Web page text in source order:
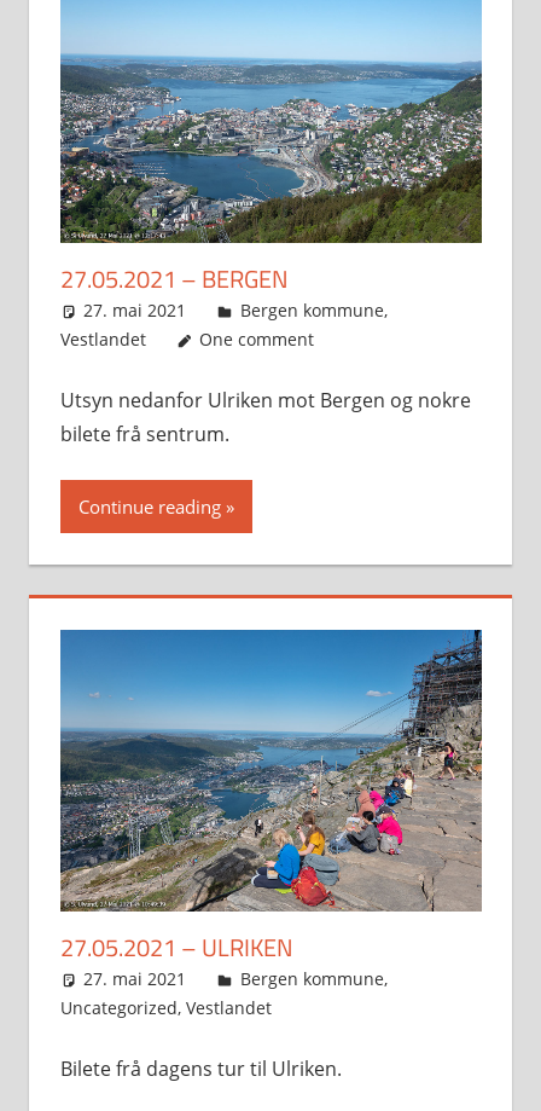
27.05.2021 – BERGEN
27. mai 2021 Svein
Bergen kommune,
Vestlandet
One comment
Utsyn nedanfor Ulriken mot Bergen og nokre
bilete frå sentrum.
Continue reading
27.05.2021 – ULRIKEN
27. mai 2021 Svein
Bergen kommune,
Uncategorized, Vestlandet
Bilete frå dagens tur til Ulriken.